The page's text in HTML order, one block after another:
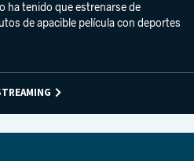
ha tenido que estrenarse de
de apacible película con deportes